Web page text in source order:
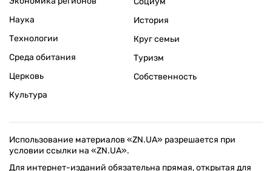
Наука
Технологии
Среда обитания
Церковь
Культура
История
Круг семьи
Туризм
Собственность
Использование материалов «ZN.UA» разрешается при
условии ссылки на «ZN.UA».
Для интернет-изданий обязательна прямая, открытая для